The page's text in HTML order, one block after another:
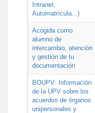
Intranet,
Automatrícula...)
Acogida como
alumno de
intercambio, atención
y gestión de tu
documentación
BOUPV: Información
de la UPV sobre los
acuerdos de órganos
unipersonales y